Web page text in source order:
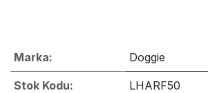
Marka: Doggie
Stok Kodu: LHARF50